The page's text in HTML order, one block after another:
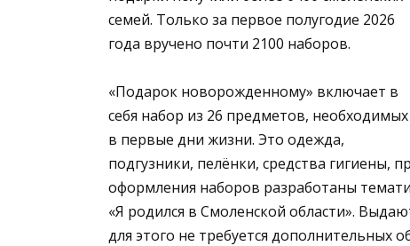
семей. Только за первое полугодие 2026
года вручено почти 2100 наборов.
«Подарок новорожденному» включает в
себя набор из 26 предметов, необходимых
в первые дни жизни. Это одежда,
подгузники, пелёнки, средства гигиены,
оформления наборов разработаны
«Я родился в Смоленской области».
для этого не требуется